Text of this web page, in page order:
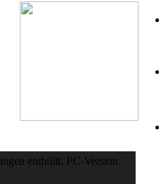
enthüllt, PC-Version